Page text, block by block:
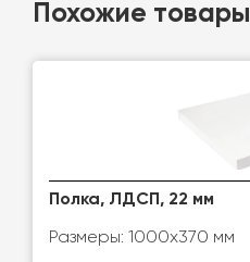
Похожие товары
Полка, ЛДСП, 22 мм
Размеры: 1000х370 мм